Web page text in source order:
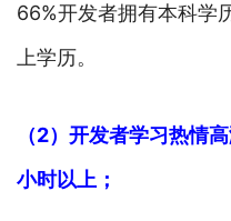
66%开发者拥有本科学
上学历。
（2）开发者学习热情
小时以上；